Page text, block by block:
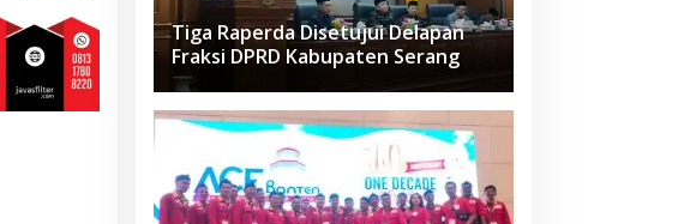
Tiga Raperda Disetujui Delapan
Fraksi DPRD Kabupaten Serang